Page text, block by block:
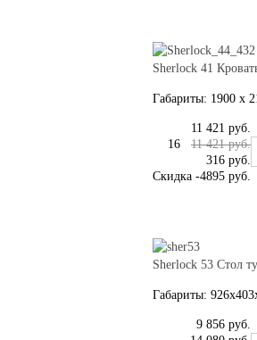
Sherlock 41
Габариты: 1900 x
11 421 руб.
11 421 руб.
16
316 руб.
Скидка -4895 руб.
Sherlock 53 Стол
Габариты:
9 856 руб.